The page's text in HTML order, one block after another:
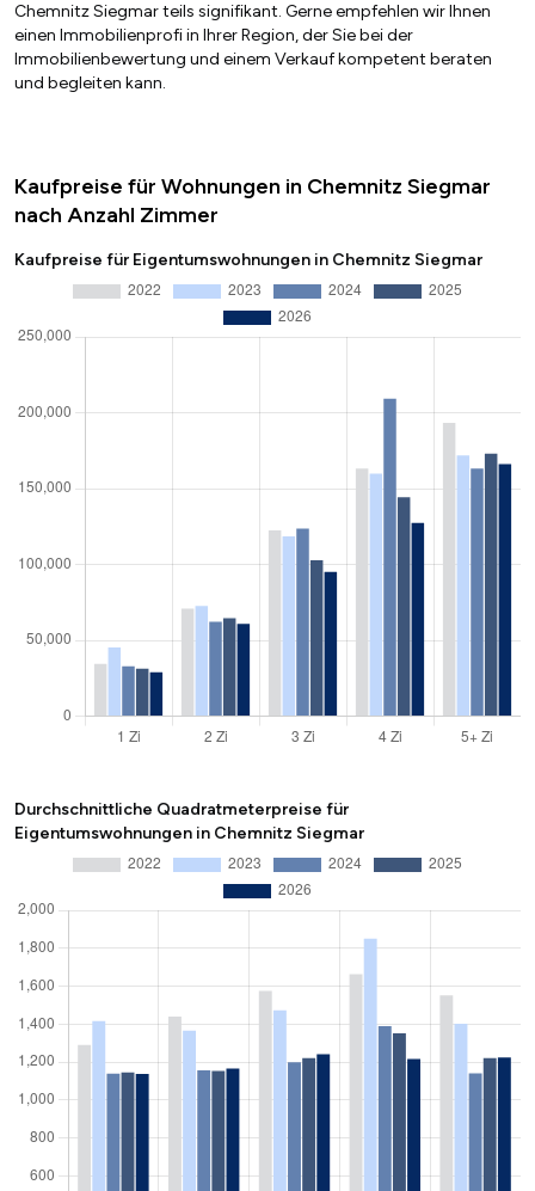
Chemnitz Siegmar teils signifikant. Gerne empfehlen wir Ihnen
einen Immobilienprofi in Ihrer Region, der Sie bei der
Immobilienbewertung und einem Verkauf kompetent beraten
und begleiten kann.
Kaufpreise für Wohnungen in Chemnitz Siegmar
nach Anzahl Zimmer
Kaufpreise für Eigentumswohnungen in Chemnitz Siegmar
Durchschnittliche Quadratmeterpreise für
Eigentumswohnungen in Chemnitz Siegmar